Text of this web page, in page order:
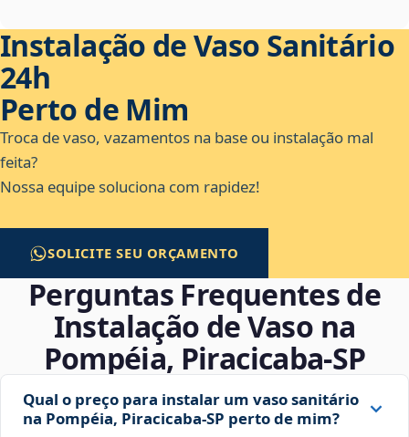
Instalação de Vaso Sanitário
24h
Perto de Mim
Troca de vaso, vazamentos na base ou instalação mal
feita?
Nossa equipe soluciona com rapidez!
SOLICITE SEU ORÇAMENTO
Perguntas Frequentes de
Instalação de Vaso na
Pompéia, Piracicaba‑SP
Qual o preço para instalar um vaso sanitário
na Pompéia, Piracicaba‑SP perto de mim?